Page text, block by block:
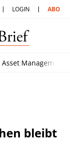
LOGIN ABO
Asset Management
bleibt